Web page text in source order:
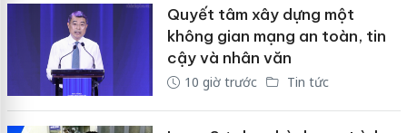
Quyết tâm xây dựng một
không gian mạng an toàn, tin
cậy và nhân văn
10 giờ trước Tin tức